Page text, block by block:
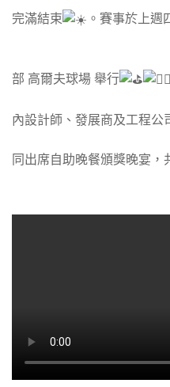
完滿結束 。賽事於上週
部 高爾夫球場 舉行
內設計師、發展商及工程
同出席自助晚餐頒獎晚宴，